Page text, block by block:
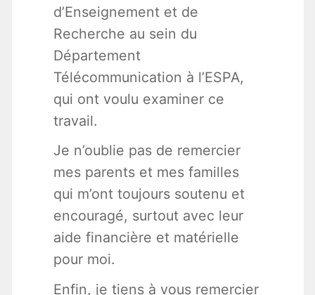
d’Enseignement et de
Recherche au sein du
Département
Télécommunication à l’ESPA,
qui ont voulu examiner ce
travail.
Je n’oublie pas de remercier
mes parents et mes familles
qui m’ont toujours soutenu et
encouragé, surtout avec leur
aide financière et matérielle
pour moi.
Enfin, je tiens à vous remercier